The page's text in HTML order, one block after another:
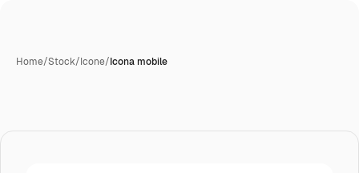
Home/Stock/Icone/Icona mobile